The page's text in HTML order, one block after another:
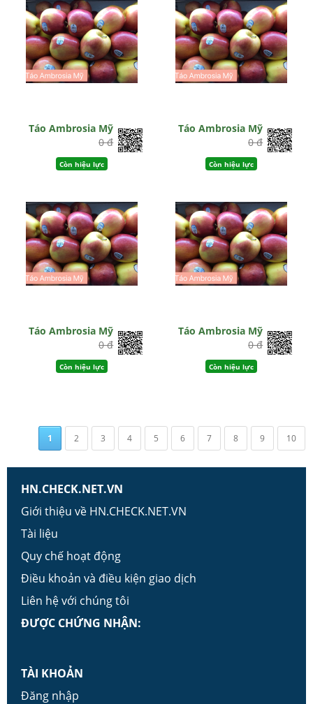
Táo Ambrosia Mỹ
0 đ
Còn hiệu lực
Táo Ambrosia Mỹ
0 đ
Còn hiệu lực
Táo Ambrosia Mỹ
0 đ
Còn hiệu lực
Táo Ambrosia Mỹ
0 đ
Còn hiệu lực
1 2 3 4 5 6 7 8 9 10
HN.CHECK.NET.VN
Giới thiệu về HN.CHECK.NET.VN
Tài liệu
Quy chế hoạt động
Điều khoản và điều kiện giao dịch
Liên hệ với chúng tôi
ĐƯỢC CHỨNG NHẬN:
TÀI KHOẢN
Đăng nhập